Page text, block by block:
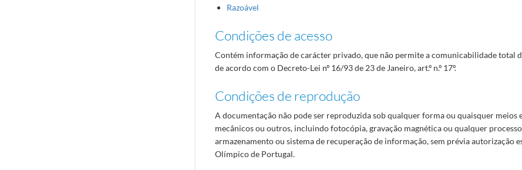
Razoável
Condições de acesso
Contém informação de carácter privado, que não permite a comunicabilidade total
de acordo com o Decreto-Lei nº 16/93 de 23 de Janeiro, art.º n.º 17º.
Condições de reprodução
A documentação não pode ser reproduzida sob qualquer forma ou quaisquer meios
mecânicos ou outros, incluindo fotocópia, gravação magnética ou qualquer
armazenamento ou sistema de recuperação de informação, sem prévia autorização
Olímpico de Portugal.